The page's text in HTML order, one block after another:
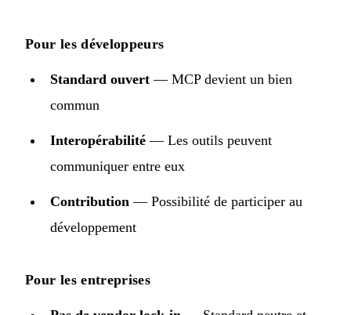
Pour les développeurs
Standard ouvert — MCP devient un bien
commun
Interopérabilité — Les outils peuvent
communiquer entre eux
Contribution — Possibilité de participer au
développement
Pour les entreprises